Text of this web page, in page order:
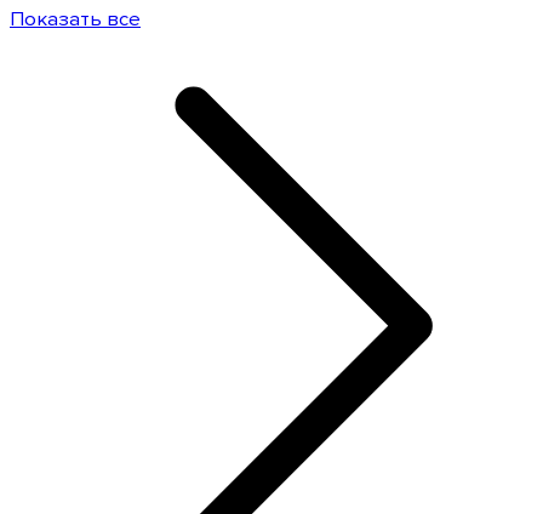
Показать все